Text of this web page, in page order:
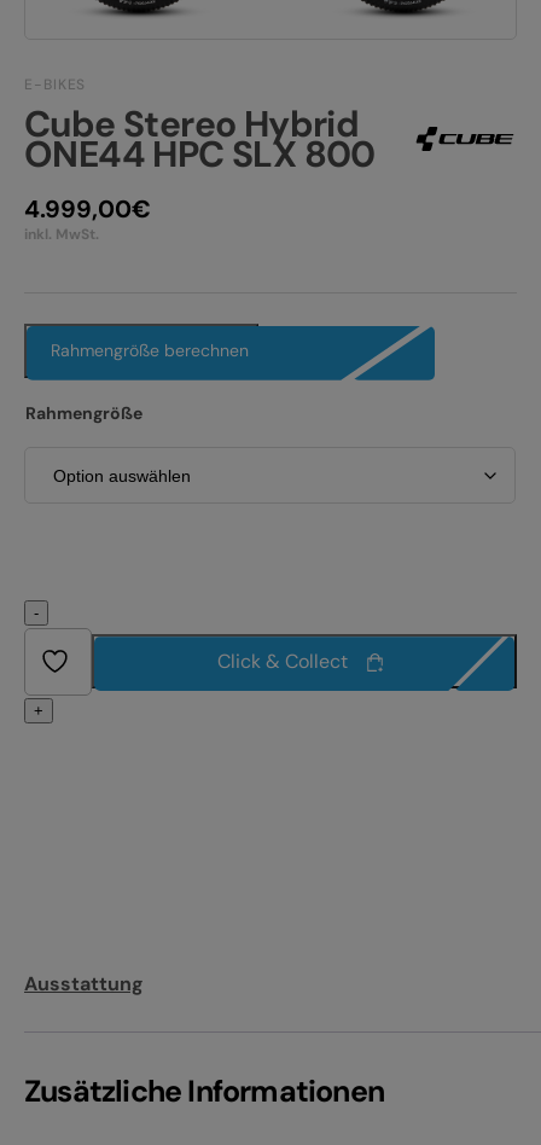
E-BIKE HARDTAIL
E-BIKE TOUR
Alle entdecken
KONTAKT
PRODUKTRÜCKRUFE
E-BIKES
Cube Stereo Hybrid
ONE44 HPC SLX 800
4.999,00€
inkl. MwSt.
Rahmengröße berechnen
Rahmengröße
-
+
Click & Collect
Ausstattung
Zusätzliche Informationen